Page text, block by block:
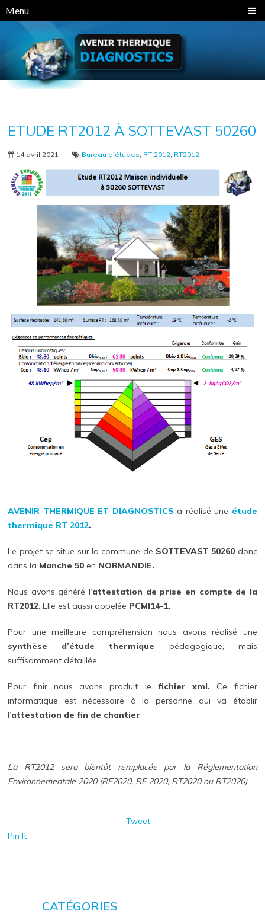
Menu
ETUDE RT2012 À SOTTEVAST 50260
14 avril 2021 Bureau d'études RT 2012 RT2012
AVENIR THERMIQUE ET DIAGNOSTICS a réalisé une étude
thermique RT 2012.
Le projet se situe sur la commune de SOTTEVAST 50260 donc
dans la Manche 50en NORMANDIE.
Nous avons généré l’attestation de prise en compte de la
RT2012 . Elle est aussi appelée PCMI14-1.
Pour une meilleure compréhension nous avons réalisé une
synthèse d’étude thermique pédagogique, mais
suffisamment détaillée.
Pour finir nous avons produit le fichier xml. Ce fichier
informatique est nécessaire à la personne qui va établir
l’attestation de fin de chantier
La RT2012 sera bientôt remplacée par la Réglementation
Environnementale 2020 (RE2020, RE 2020, RT2020 ou RT2020)
Tweet
Pin It
CATÉGORIES
Panneau de gestion des cookies